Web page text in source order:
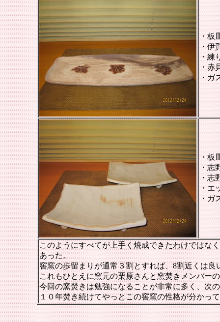
・板
・伊
・練
・赤
・ガ
・板
・志
・志
・エ
・ガ
このようにすべてが上手く焼成できたわけではな
あった。
窖窯の歩留まりが通常３割とすれば、8割近くは
これもひとえに窯元の栗原さんと窯焚きメンバー
今回の窯焚きは勉強になることが非常に多く、次
１０年焚き続けてやっとこの窖窯の性格が分か